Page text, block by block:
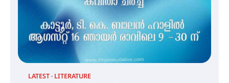
LATEST LITERATURE
തേലപ്പിളളി പാറേമൽ വറീത്
തോമാസ് (69) അന്തരിച്ചു